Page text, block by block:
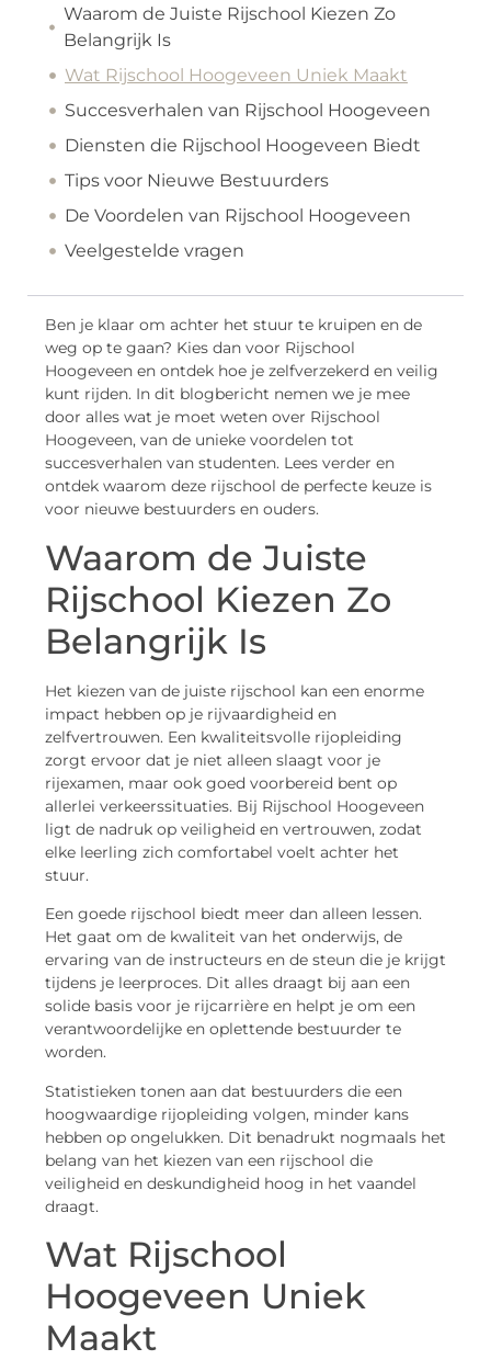
Waarom de Juiste Rijschool Kiezen Zo
Belangrijk Is
Wat Rijschool Hoogeveen Uniek Maakt
Succesverhalen van Rijschool Hoogeveen
Diensten die Rijschool Hoogeveen Biedt
Tips voor Nieuwe Bestuurders
De Voordelen van Rijschool Hoogeveen
Veelgestelde vragen
Ben je klaar om achter het stuur te kruipen en de
weg op te gaan? Kies dan voor Rijschool
Hoogeveen en ontdek hoe je zelfverzekerd en veilig
kunt rijden. In dit blogbericht nemen we je mee
door alles wat je moet weten over Rijschool
Hoogeveen, van de unieke voordelen tot
succesverhalen van studenten. Lees verder en
ontdek waarom deze rijschool de perfecte keuze is
voor nieuwe bestuurders en ouders.
Waarom de Juiste
Rijschool Kiezen Zo
Belangrijk Is
Het kiezen van de juiste rijschool kan een enorme
impact hebben op je rijvaardigheid en
zelfvertrouwen. Een kwaliteitsvolle rijopleiding
zorgt ervoor dat je niet alleen slaagt voor je
rijexamen, maar ook goed voorbereid bent op
allerlei verkeerssituaties. Bij Rijschool Hoogeveen
ligt de nadruk op veiligheid en vertrouwen, zodat
elke leerling zich comfortabel voelt achter het
stuur.
Een goede rijschool biedt meer dan alleen lessen.
Het gaat om de kwaliteit van het onderwijs, de
ervaring van de instructeurs en de steun die je krijgt
tijdens je leerproces. Dit alles draagt bij aan een
solide basis voor je rijcarrière en helpt je om een
verantwoordelijke en oplettende bestuurder te
worden.
Statistieken tonen aan dat bestuurders die een
hoogwaardige rijopleiding volgen, minder kans
hebben op ongelukken. Dit benadrukt nogmaals het
belang van het kiezen van een rijschool die
veiligheid en deskundigheid hoog in het vaandel
draagt.
Wat Rijschool
Hoogeveen Uniek
Maakt